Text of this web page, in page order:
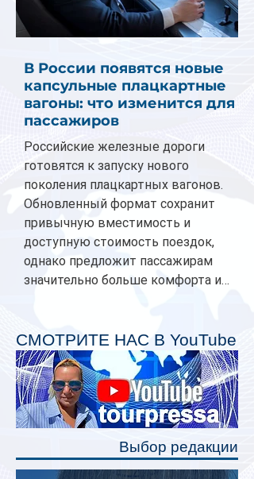
В России появятся новые
капсульные плацкартные
вагоны: что изменится для
пассажиров
Российские железные дороги
готовятся к запуску нового
поколения плацкартных вагонов.
Обновленный формат сохранит
привычную вместимость и
доступную стоимость поездок,
однако предложит пассажирам
значительно больше комфорта и
планируется начать в 2027 году.
Одним из главных нововведений
станут индивидуальные шторки у
каждого спального места. Они
позволят пассажирам закрыть свою
полку во время сна или отдыха,
СМОТРИТЕ НАС В YouTube
Выбор редакции